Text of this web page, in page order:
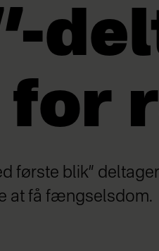
for
første blik”
at få fængselsdom.